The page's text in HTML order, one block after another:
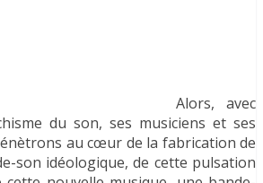
Alors, avec
du son, ses musiciens et ses
au cœur de la fabrication de
son idéologique, de cette pulsation